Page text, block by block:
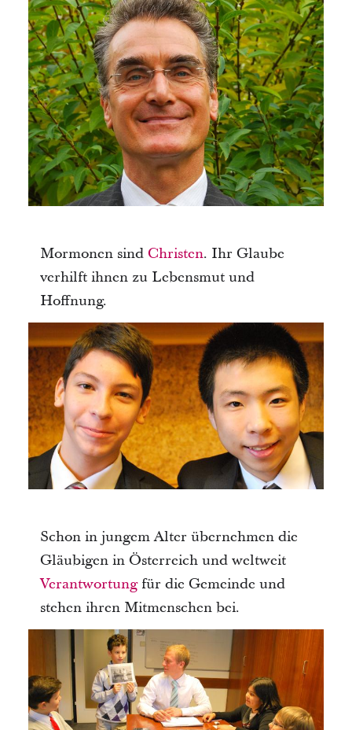
Mormonen sind Christen. Ihr Glaube
verhilft ihnen zu Lebensmut und
Hoffnung.
Schon in jungem Alter übernehmen die
Gläubigen in Österreich und weltweit
Verantwortungfür die Gemeinde und
stehen ihren Mitmenschen bei.